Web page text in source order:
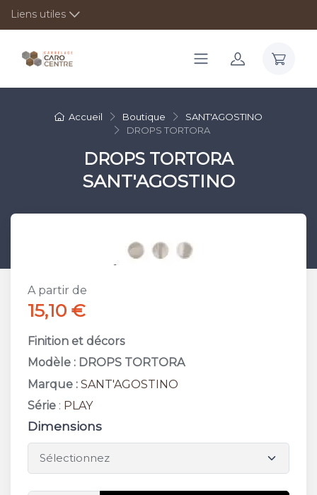
Liens utiles
Accueil Boutique
SANT'AGOSTINO
DROPS TORTORA
DROPS TORTORA
SANT'AGOSTINO
A partir de
15,10 €
Finition et décors
Modèle : DROPS TORTORA
Marque : SANT'AGOSTINO
Série : PLAY
Dimensions